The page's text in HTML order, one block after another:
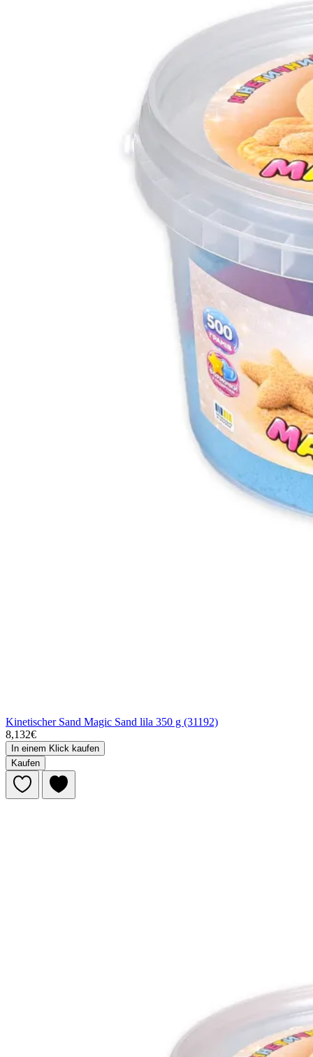
Kinetischer Sand Magic Sand lila 350 g (31192)
8,132€
In einem Klick kaufen
Kaufen